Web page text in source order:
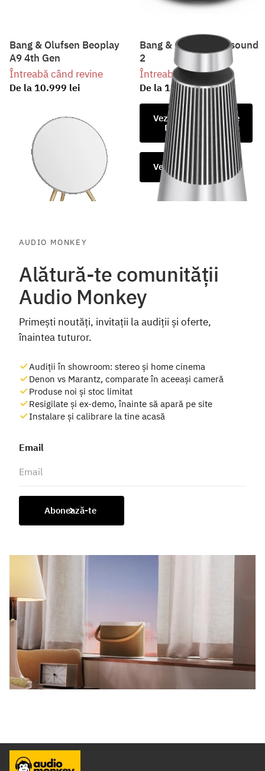
Bang & Olufsen Beoplay
A9 4th Gen
Întreabă când revine
De la 10.999 lei
Vezi opțiuni
Bang & Olufsen Beosound
2
Întreabă când revine
De la 11.499 lei
Vezi oferta REsigilate
De la 10.299 lei
Vezi opțiuni
AUDIO MONKEY
Alătură-te comunității
Audio Monkey
Primești noutăți, invitații la audiții și oferte,
înaintea tuturor.
Audiții în showroom: stereo și home cinema
Denon vs Marantz, comparate în aceeași cameră
Produse noi și stoc limitat
Resigilate și ex-demo, înainte să apară pe site
Instalare și calibrare la tine acasă
Email
Abonează-te